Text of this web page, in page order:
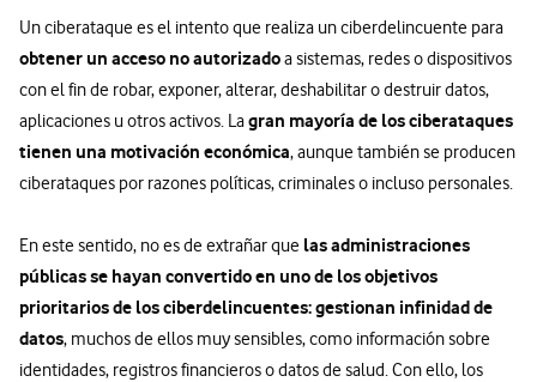
Un ciberataque es el intento que realiza un ciberdelincuente para
obtener un acceso no autorizadoa sistemas, redes o dispositivos
con el fin de robar, exponer, alterar, deshabilitar o destruir datos,
aplicaciones u otros activos. Lagran mayoría de los ciberataques
tienen una motivación económica, aunque también se producen
ciberataques por razones políticas, criminales o incluso personales.
En este sentido, no es de extrañar que las administraciones
públicas se hayan convertido en uno de los objetivos
prioritarios de los ciberdelincuentes: gestionan infinidad de
datos, muchos de ellos muy sensibles, como información sobre
identidades, registros financieros o datos de salud. Con ello, los